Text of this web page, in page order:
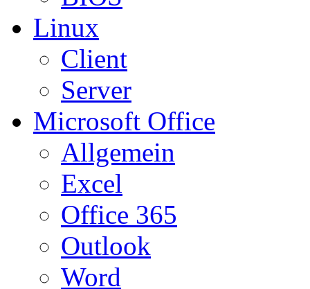
Linux
Client
Server
Microsoft Office
Allgemein
Excel
Office 365
Outlook
Word